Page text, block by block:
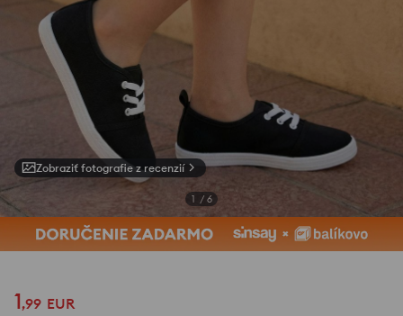
Zobraziť fotografie z recenzií
1 / 6
1,99 EUR